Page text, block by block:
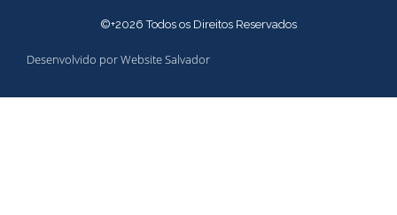
©+2026 Todos os Direitos Reservados
Desenvolvido por Website Salvador